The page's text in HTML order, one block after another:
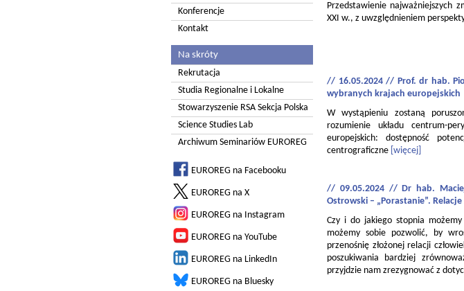
Konferencje
Kontakt
Na skróty
Rekrutacja
Studia Regionalne i Lokalne
Stowarzyszenie RSA Sekcja Polska
Science Studies Lab
Archiwum Seminariów EUROREG
EUROREG na Facebooku
EUROREG na X
EUROREG na Instagram
EUROREG na YouTube
EUROREG na LinkedIn
EUROREG na Bluesky
Przedstawienie najważniejszych
XXI w., z uwzględnieniem
// 16.05.2024 // Prof. dr hab.
wybranych krajach europejskich
W wystąpieniu zostaną
rozumienie układu centrum-
europejskich: dostępność
centrograficzne [więcej]
// 09.05.2024 // Dr hab.
Ostrowski – „Porastanie”.
Czy i do jakiego stopnia
możemy sobie pozwolić, by
przenośnię złożonej relacji
poszukiwania bardziej
przyjdzie nam zrezygnować z